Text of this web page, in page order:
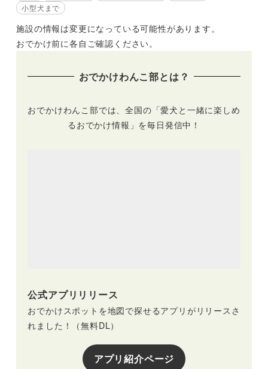
小型犬まで
施設の情報は変更になっている可能性があります。
おでかけ前に各自ご確認ください。
おでかけわんこ部とは？
おでかけわんこ部では、全国の「愛犬と一緒に楽しめ
るおでかけ情報」を毎日発信中！
公式アプリリリース
おでかけスポットを地図で探せるアプリがリリースさ
れました！（無料DL）
アプリ紹介ページ